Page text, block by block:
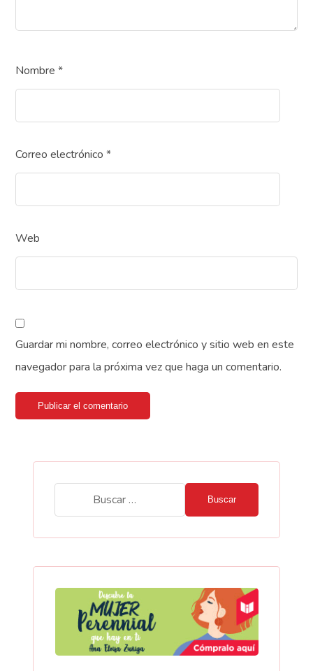
Nombre*
Correo electrónico*
Web
Guardar mi nombre, correo electrónico y sitio web en este
navegador para la próxima vez que haga un comentario.
Publicar el comentario
Buscar